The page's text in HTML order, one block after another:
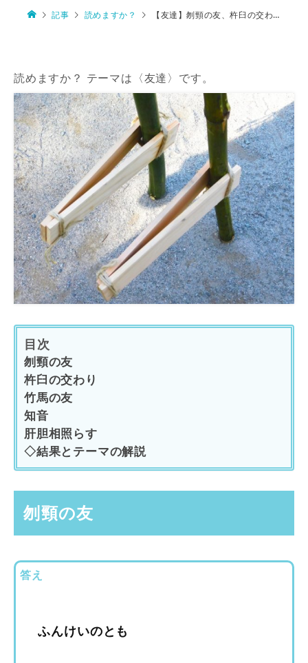
記事 読めますか？ 【友達】刎頸の友、杵臼の交わり、竹馬の友、知音、肝胆相照らす
読めますか？ テーマは〈友達〉です。
目次
刎頸の友
杵臼の交わり
竹馬の友
知音
肝胆相照らす
◇結果とテーマの解説
刎頸の友
答え
ふんけいのとも